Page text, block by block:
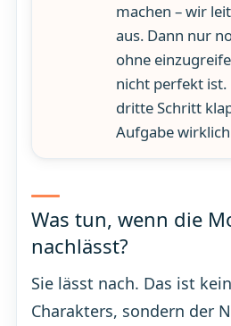
machen – wir
aus. Dann nur
ohne
nicht perfekt ist.
dritte Schritt
Aufgabe
Was tun, wenn die
nachlässt?
Sie lässt nach. Das ist
Charakters, sondern der